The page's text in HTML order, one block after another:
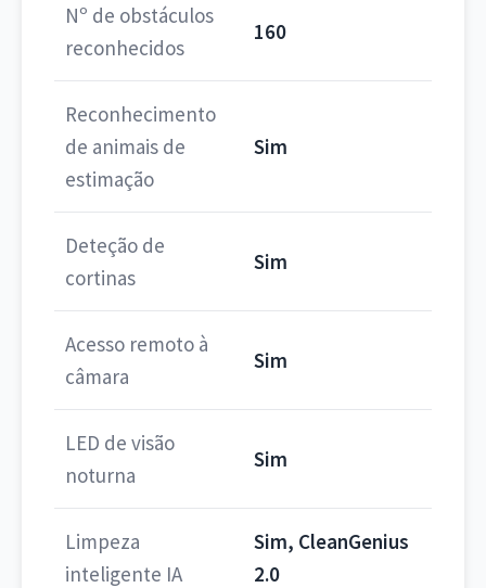
Nº de obstáculos
reconhecidos
160
Reconhecimento
de animais de
estimação
Sim
Deteção de
cortinas
Sim
Acesso remoto à
câmara
Sim
LED de visão
noturna
Sim
Limpeza
inteligente IA
Sim, CleanGenius
2.0